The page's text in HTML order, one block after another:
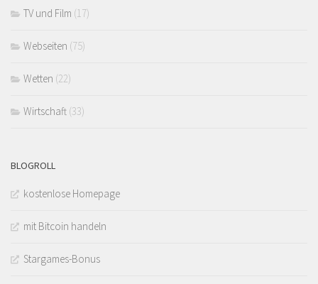
TV und Film (17)
Webseiten (75)
Wetten (22)
Wirtschaft (33)
BLOGROLL
kostenlose Homepage
mit Bitcoin handeln
Stargames-Bonus